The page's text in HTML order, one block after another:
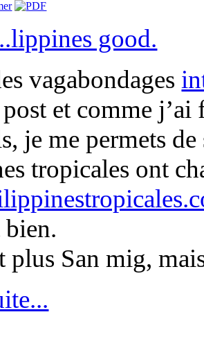
good.
vagabondages
et comme j’ai
je me permets de
tropicales ont
plus San mig,